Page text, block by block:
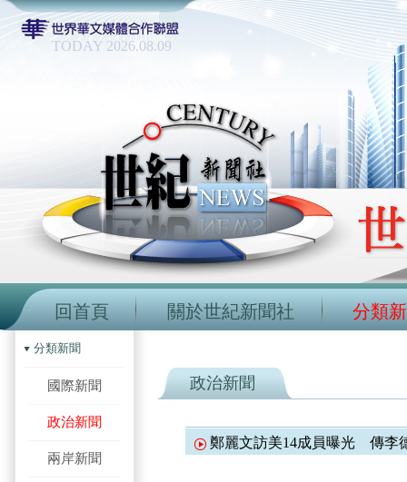
TODAY 2026.08.09
回首頁 關於世紀新聞社 分類
分類新聞
國際新聞
政治新聞
兩岸新聞
政治新聞
鄭麗文訪美14成員曝光 傳李